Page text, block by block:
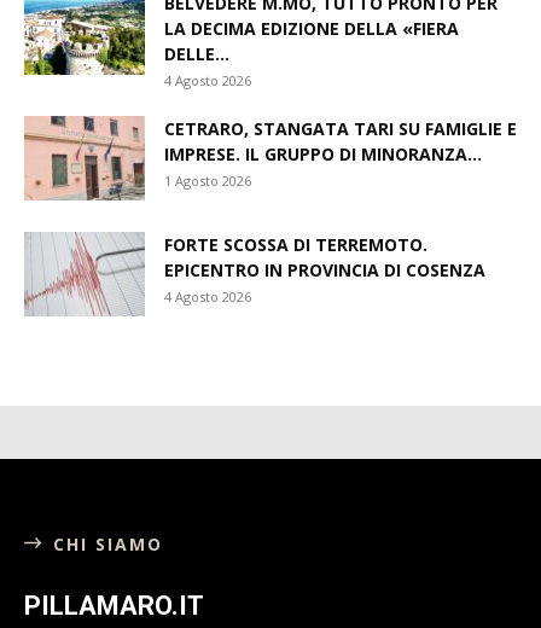
LA DECIMA EDIZIONE DELLA «FIERA
DELLE...
4 Agosto 2026
CETRARO, STANGATA TARI SU FAMIGLIE E
IMPRESE. IL GRUPPO DI MINORANZA...
1 Agosto 2026
FORTE SCOSSA DI TERREMOTO.
EPICENTRO IN PROVINCIA DI COSENZA
4 Agosto 2026
CHI SIAMO
PILLAMARO.IT